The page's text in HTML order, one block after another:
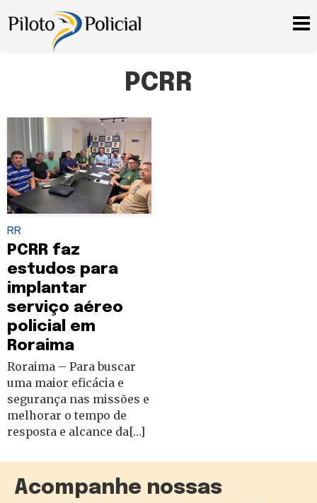
PCRR
RR
PCRR faz
estudos para
implantar
serviço aéreo
policial em
Roraima
Roraima – Para buscar
uma maior eficácia e
segurança nas missões e
melhorar o tempo de
resposta e alcance da[…]
Acompanhe nossas